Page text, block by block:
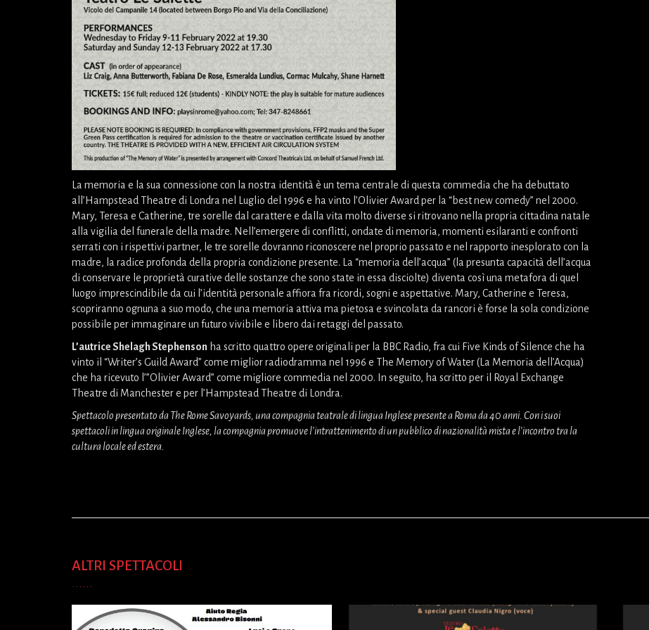
La memoria e la sua connessione con la nostra identità è un tema centrale di questa commedia che ha debuttato
all’Hampstead Theatre di Londra nel Luglio del 1996 e ha vinto l’Olivier Award per la “best new comedy” nel 2000.
Mary, Teresa e Catherine, tre sorelle dal carattere e dalla vita molto diverse si ritrovano nella propria cittadina natale
alla vigilia del funerale della madre. Nell’emergere di conflitti, ondate di memoria, momenti esilaranti e confronti
serrati con i rispettivi partner, le tre sorelle dovranno riconoscere nel proprio passato e nel rapporto inesplorato con la
madre, la radice profonda della propria condizione presente. La “memoria dell’acqua” (la presunta capacità dell’acqua
di conservare le proprietà curative delle sostanze che sono state in essa disciolte) diventa così una metafora di quel
luogo imprescindibile da cui l’identità personale affiora fra ricordi, sogni e aspettative. Mary, Catherine e Teresa,
scopriranno ognuna a suo modo, che una memoria attiva ma pietosa e svincolata da rancori è forse la sola condizione
possibile per immaginare un futuro vivibile e libero dai retaggi del passato.
L’autrice Shelagh Stephenson ha scritto quattro opere originali per la BBC Radio, fra cui Five Kinds of Silence che ha
vinto il “Writer’s Guild Award” come miglior radiodramma nel 1996 e The Memory of Water (La Memoria dell’Acqua)
che ha ricevuto l’”Olivier Award” come migliore commedia nel 2000. In seguito, ha scritto per il Royal Exchange
Theatre di Manchester e per l’Hampstead Theatre di Londra.
Spettacolo presentato da The Rome Savoyards, una compagnia teatrale di lingua Inglese presente a Roma da 40 anni. Con i suoi
spettacoli in lingua originale Inglese, la compagnia promuove l’intrattenimento di un pubblico di nazionalità mista e l’incontro tra la
cultura locale ed estera.
ALTRI SPETTACOLI